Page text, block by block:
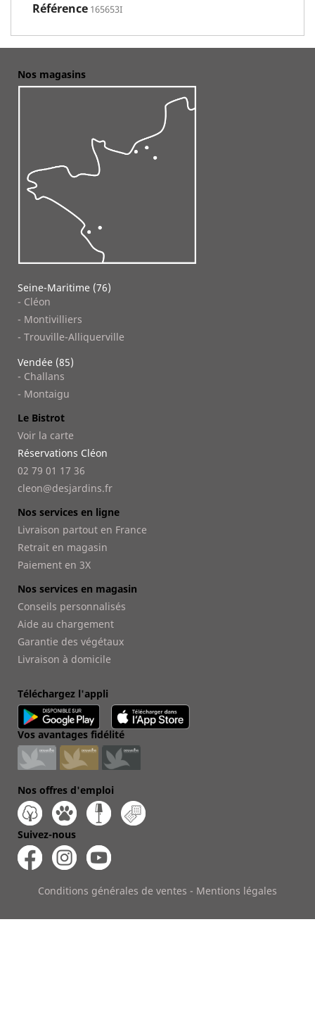
Référence 165653I
Nos magasins
Seine-Maritime (76)
- Cléon
- Montivilliers
- Trouville-Alliquerville
Vendée (85)
- Challans
- Montaigu
Le Bistrot
Voir la carte
Réservations Cléon
02 79 01 17 36
cleon@desjardins.fr
Nos services en ligne
Livraison partout en France
Retrait en magasin
Paiement en 3X
Nos services en magasin
Conseils personnalisés
Aide au chargement
Garantie des végétaux
Livraison à domicile
Téléchargez l'appli
Vos avantages fidélité
Nos offres d'emploi
Suivez-nous
Conditions générales de ventes - Mentions légales